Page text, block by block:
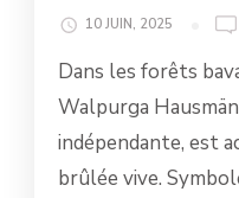
10 JUIN, 2025
Dans les forêts
Walpurga
indépendante, est
brûlée vive.